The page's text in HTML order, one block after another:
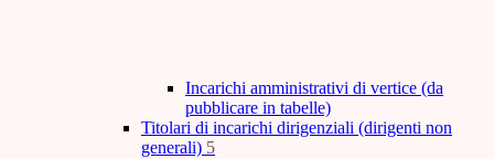
Incarichi amministrativi di vertice (da
pubblicare in tabelle)
Titolari di incarichi dirigenziali (dirigenti non
generali) 5